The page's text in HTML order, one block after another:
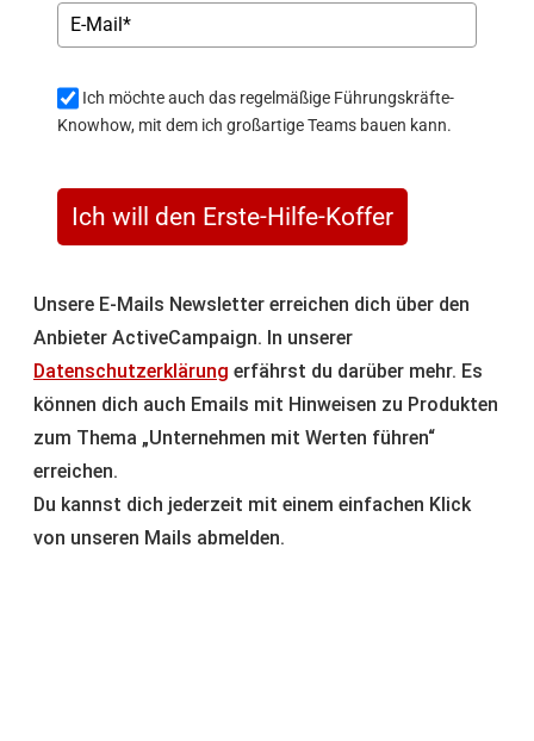
Ich möchte auch das regelmäßige Führungskräfte-
Knowhow, mit dem ich großartige Teams bauen kann.
Ich will den Erste-Hilfe-Koffer
Unsere E-Mails Newsletter erreichen dich über den
Anbieter ActiveCampaign. In unserer
Datenschutzerklärung erfährst du darüber mehr. Es
können dich auch Emails mit Hinweisen zu Produkten
zum Thema „Unternehmen mit Werten führen“
erreichen.
Du kannst dich jederzeit mit einem einfachen Klick
von unseren Mails abmelden.